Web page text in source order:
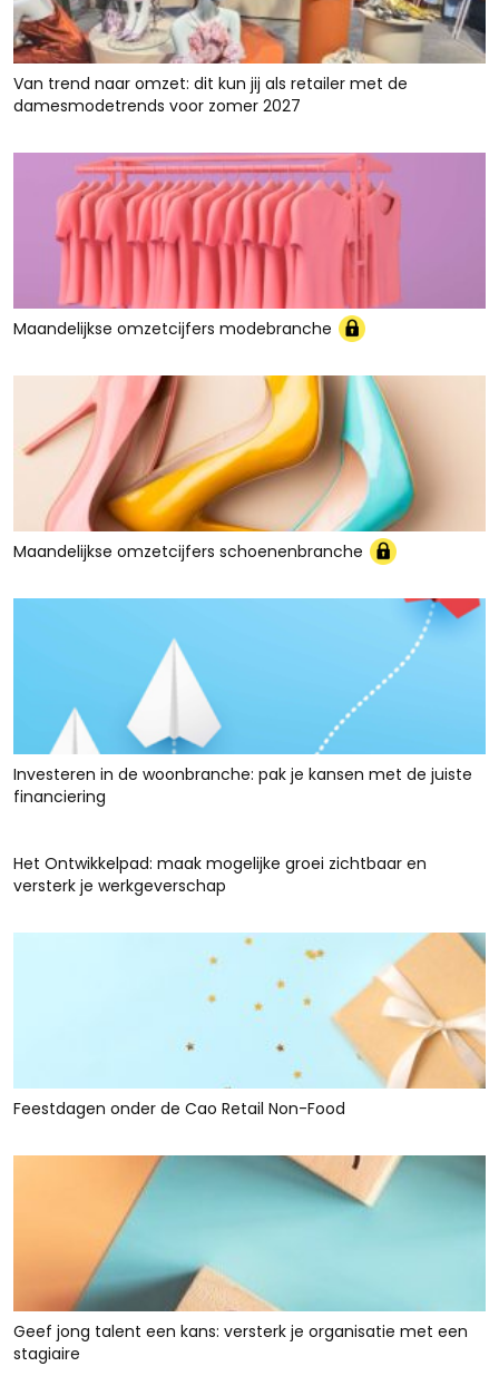
Van trend naar omzet: dit kun jij als retailer met de
damesmodetrends voor zomer 2027
Maandelijkse omzetcijfers modebranche
Maandelijkse omzetcijfers schoenenbranche
Investeren in de woonbranche: pak je kansen met de juiste
financiering
Het Ontwikkelpad: maak mogelijke groei zichtbaar en
versterk je werkgeverschap
Feestdagen onder de Cao Retail Non-Food
Geef jong talent een kans: versterk je organisatie met een
stagiaire